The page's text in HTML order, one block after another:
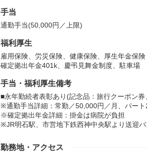
手当
通勤手当(50,000円／上限)
福利厚生
雇用保険、労災保険、健康保険、厚生年金保険
確定拠出年金401k、慶弔見舞金制度、駐車場
手当・福利厚生備考
■永年勤続者表彰あり(記念品：旅行クーポン
※通勤手当詳細：常勤／50,000円／月、パート
※確定拠出年金詳細：掛金は病院が負担
※JR明石駅、市営地下鉄西神中央駅より送迎
勤務地・アクセス